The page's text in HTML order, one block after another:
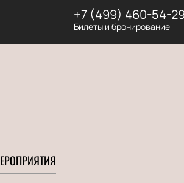
+7 (499) 460-54-29
Билеты и бронирование